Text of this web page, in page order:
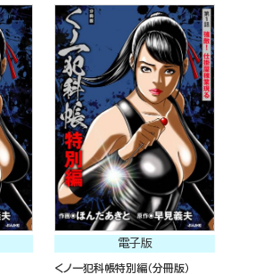
電子版
くノ一犯科帳特別編（分冊版）